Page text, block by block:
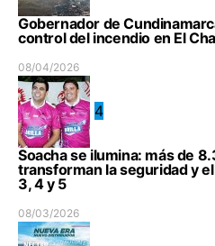
Gobernador de
control del incendio en El
08/04/2026
4
Soacha se ilumina: más de
transforman la seguridad y
3, 4 y 5
08/03/2026